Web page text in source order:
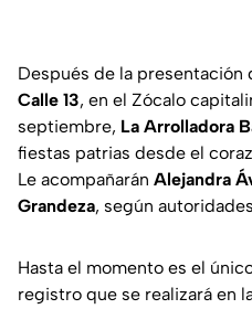
Después de la presentación
Calle 13, en el Zócalo
septiembre, La Arrolladora
fiestas patrias desde el
Le acompañarán Alejandra
Grandeza, según
Hasta el momento es el
registro que se realizará en